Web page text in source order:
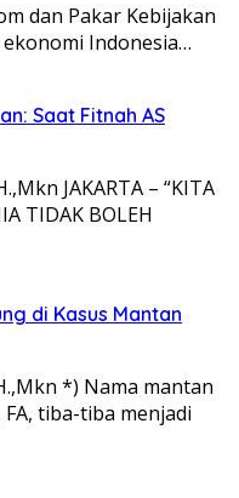
dan Pakar Kebijakan
ekonomi Indonesia…
Saat Fitnah AS
JAKARTA – “KITA
TIDAK BOLEH
di Kasus Mantan
*) Nama mantan
tiba-tiba menjadi